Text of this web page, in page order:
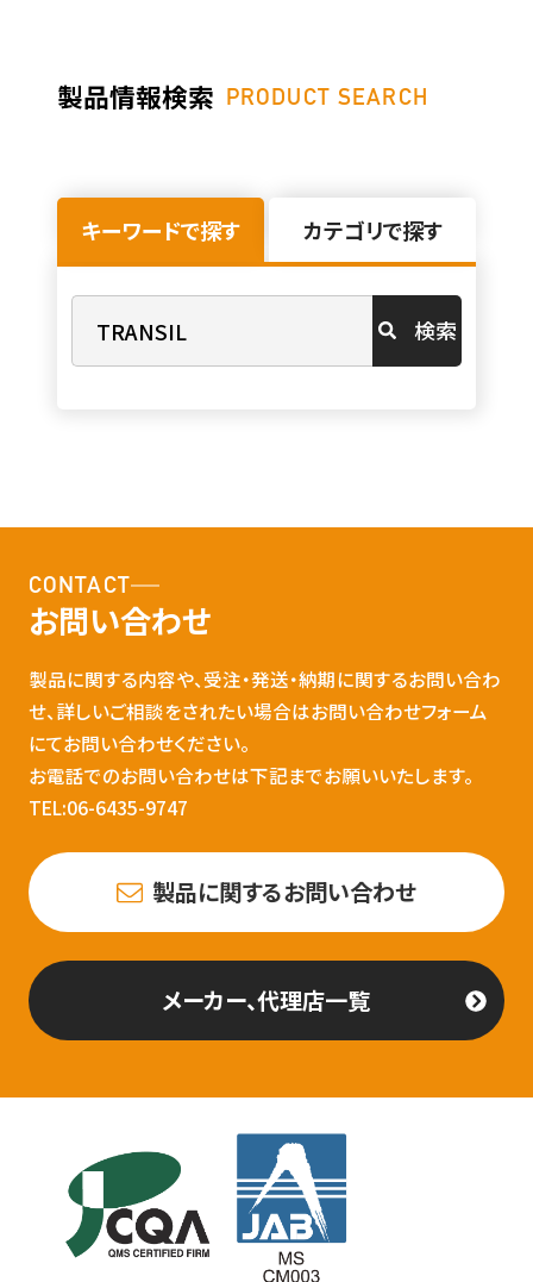
製品情報検索 PRODUCT SEARCH
キーワードで探す カテゴリで探す
検索
CONTACT
お問い合わせ
製品に関する内容や、受注・発送・納期に関するお問い合わ
せ、詳しいご相談をされたい場合はお問い合わせフォーム
にてお問い合わせください。
お電話でのお問い合わせは下記までお願いいたします。
TEL:06-6435-9747
製品に関するお問い合わせ
メーカー、代理店一覧